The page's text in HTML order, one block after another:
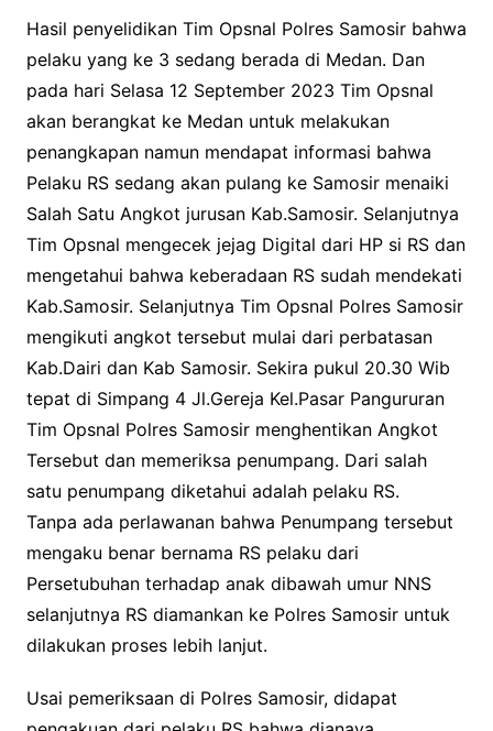
k
p
Hasil penyelidikan Tim Opsnal Polres Samosir bahwa
pelaku yang ke 3 sedang berada di Medan. Dan
pada hari Selasa 12 September 2023 Tim Opsnal
akan berangkat ke Medan untuk melakukan
penangkapan namun mendapat informasi bahwa
Pelaku RS sedang akan pulang ke Samosir menaiki
Salah Satu Angkot jurusan Kab.Samosir. Selanjutnya
Tim Opsnal mengecek jejag Digital dari HP si RS dan
mengetahui bahwa keberadaan RS sudah mendekati
Kab.Samosir. Selanjutnya Tim Opsnal Polres Samosir
mengikuti angkot tersebut mulai dari perbatasan
Kab.Dairi dan Kab Samosir. Sekira pukul 20.30 Wib
tepat di Simpang 4 Jl.Gereja Kel.Pasar Pangururan
Tim Opsnal Polres Samosir menghentikan Angkot
Tersebut dan memeriksa penumpang. Dari salah
satu penumpang diketahui adalah pelaku RS.
Tanpa ada perlawanan bahwa Penumpang tersebut
mengaku benar bernama RS pelaku dari
Persetubuhan terhadap anak dibawah umur NNS
selanjutnya RS diamankan ke Polres Samosir untuk
dilakukan proses lebih lanjut.
Usai pemeriksaan di Polres Samosir, didapat